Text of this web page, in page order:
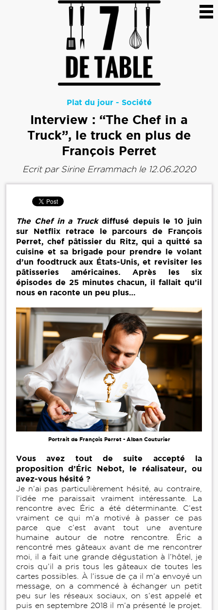
Plat du jour- Société
Interview : “The Chef in a
Truck”, le truck en plus de
François Perret
Ecrit par Sirine Errammachle 12.06.2020
The Chef in a Truckdiffusé depuis le 10 juin
sur Netflix retrace le parcours de François
Perret, chef pâtissier du Ritz, qui a quitté sa
cuisine et sa brigade pour prendre le volant
d’un foodtruck aux États-Unis, et revisiter les
pâtisseries américaines. Après les six
épisodes de 25 minutes chacun, il fallait qu’il
nous en raconte un peu plus…
Portrait de François Perret - Alban Couturier
Vous avez tout de suite accepté la
proposition d’Éric Nebot, le réalisateur, ou
avez-vous hésité ?
Je n’ai pas particulièrement hésité, au contraire,
l’idée me paraissait vraiment intéressante. La
rencontre avec Éric a été déterminante. C’est
vraiment ce qui m’a motivé à passer ce pas
parce que c’est avant tout une aventure
humaine autour de notre rencontre. Éric a
rencontré mes gâteaux avant de me rencontrer
moi, il a fait une grande dégustation à l’hôtel, je
crois qu’il a pris tous les gâteaux de toutes les
cartes possibles. À l’issue de ça il m’a envoyé un
message, on a commencé à échanger un petit
peu sur les réseaux sociaux, on s’est appelé et
puis en septembre 2018 il m’a présenté le projet.